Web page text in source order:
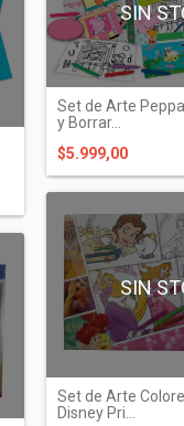
SIN
Set de Arte
y Borrar...
$5.999,00
SIN
Set de Arte
Disney Pri...